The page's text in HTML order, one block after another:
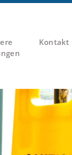
Kontakt